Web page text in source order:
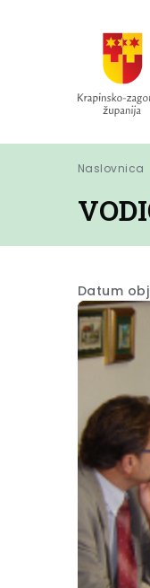
Naslovnica
Datum